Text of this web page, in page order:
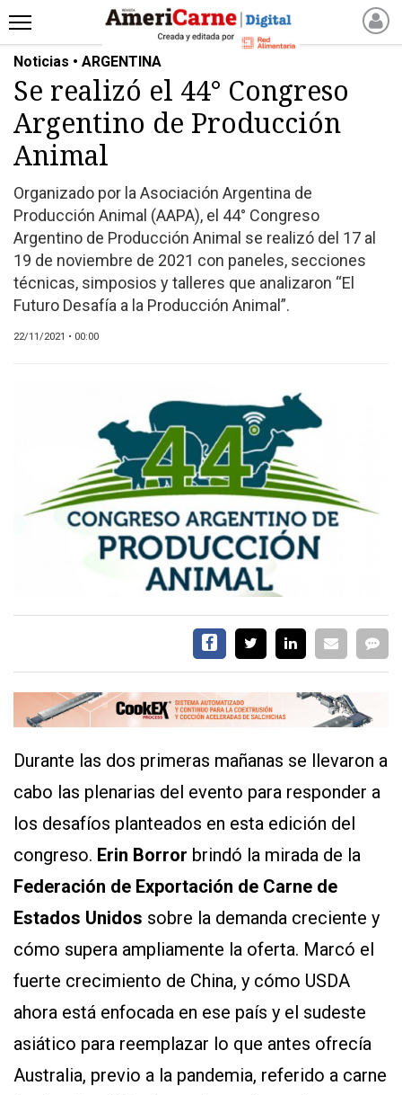
INICIO
NOTICIAS RECIENTES
NOTICIAS
ARTICULOS
PROCESO
PRODUCTO
NUEVOS PRODUCTOS
MARKETPLACE
REVISTAS
REVISTAS
EVENTOS Y
CAPACITACIONES
DIRECTORIO
CALENDARIO
MEDIA KIT
CONTÁCTENOS
AYUDA
TÉRMINOS
CONDICIONES
POLÍTICAS
DE
PRIVACIDAD
DEL
SITIO
QUIENES
Noticias • ARGENTINA
Se realizó el 44° Congreso
Argentino de Producción
Animal
Organizado por la Asociación Argentina de
Producción Animal (AAPA), el 44° Congreso
Argentino de Producción Animal se realizó del 17 al
19 de noviembre de 2021 con paneles, secciones
técnicas, simposios y talleres que analizaron “El
Futuro Desafía a la Producción Animal”.
22/11/2021 • 00:00
Durante las dos primeras mañanas se llevaron a
cabo las plenarias del evento para responder a
los desafíos planteados en esta edición del
congreso. Erin Borror brindó la mirada de la
Federación de Exportación de Carne de
Estados Unidos sobre la demanda creciente y
cómo supera ampliamente la oferta. Marcó el
fuerte crecimiento de China, y cómo USDA
ahora está enfocada en ese país y el sudeste
asiático para reemplazar lo que antes ofrecía
Australia, previo a la pandemia, referido a carne